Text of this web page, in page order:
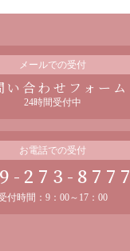
メールでの受付
い合わせフォーム
24時間受付中
お電話での受付
273-8777
付時間：9：00～17：00